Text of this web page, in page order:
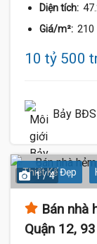
Diện tích:
Giá/m²: 210
10 tỷ 500
Bảy BĐS
Thiết Kế Đẹp
1 / 4
Bán nhà
Quận 12,